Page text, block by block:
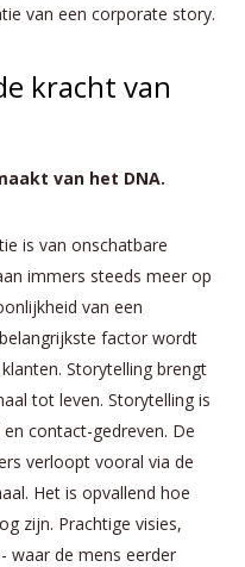
van een corporate story.
kracht van
van het DNA.
is van onschatbare
immers steeds meer op
van een
factor wordt
Storytelling brengt
tot leven. Storytelling is
contact-gedreven. De
verloopt vooral via de
Het is opvallend hoe
zijn. Prachtige visies,
waar de mens eerder